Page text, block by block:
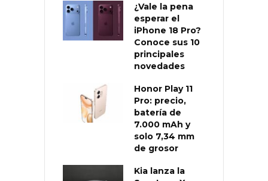
¿Vale la pena
esperar el
iPhone 18 Pro?
Conoce sus 10
principales
novedades
Honor Play 11
Pro: precio,
batería de
7.000 mAh y
solo 7,34 mm
de grosor
Kia lanza la